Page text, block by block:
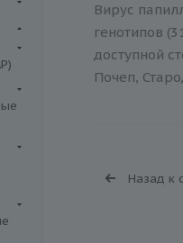
Вирус
генотипов
доступной
Почеп,
Назад к